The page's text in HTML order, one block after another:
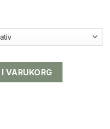
VARUKORG